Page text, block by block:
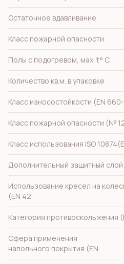
Остаточное вдавливание
Класс пожарной опасности
Полы с подогревом, мах. t° C.
Количество кв.м. в упаковке
Класс износостойкости (EN
Класс пожарной опасности (№
Класс использования ISO
Дополнительный защитный слой
Использование кресел на
(EN 42
Категория противоскольжения
Сфера применения
напольного покрытия (EN